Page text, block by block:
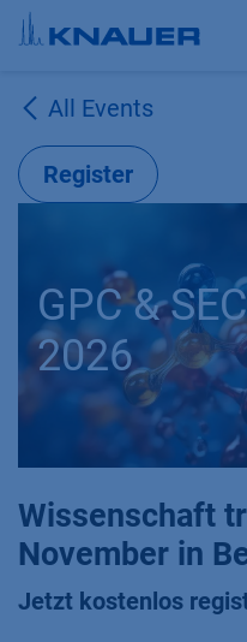
Skip to Content
All Events
Register
GPC &
2026
Wissenschaft
November in
Jetzt kostenlos